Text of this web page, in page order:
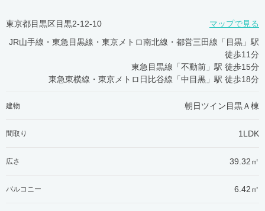
東京都目黒区目黒2-12-10
マップで見る
JR山手線・東急目黒線・東京メトロ南北線・都営三田線「目黒」駅
徒歩11分
東急目黒線「不動前」駅 徒歩15分
東急東横線・東京メトロ日比谷線「中目黒」駅 徒歩18分
建物 朝日ツイン目黒Ａ棟
間取り 1LDK
広さ 39.32㎡
バルコニー 6.42㎡